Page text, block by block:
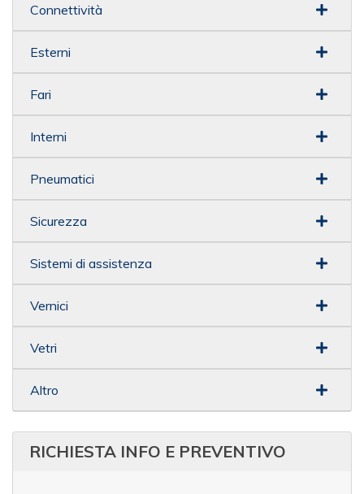
Connettività
Esterni
Fari
Interni
Pneumatici
Sicurezza
Sistemi di assistenza
Vernici
Vetri
Altro
RICHIESTA INFO E PREVENTIVO